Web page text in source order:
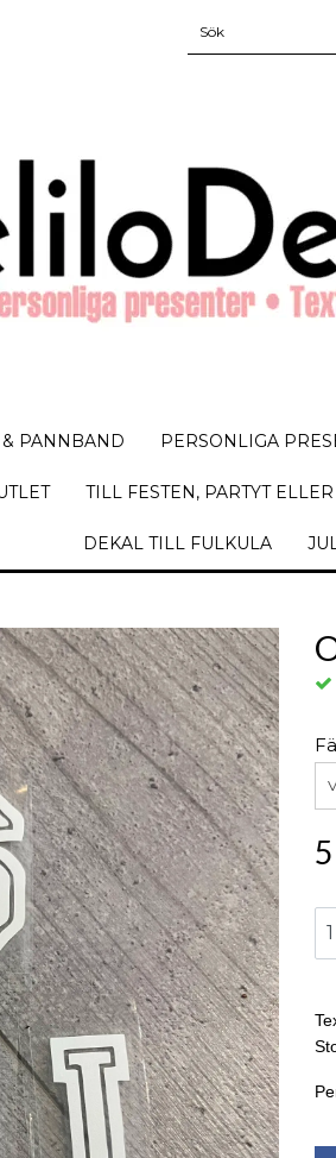
PANNBAND PERSONLIGA
TILL FESTEN, PARTYT
DEKAL TILL FULKULA